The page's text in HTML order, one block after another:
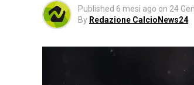
Published 6 mesi ago on 24
By Redazione CalcioNews24